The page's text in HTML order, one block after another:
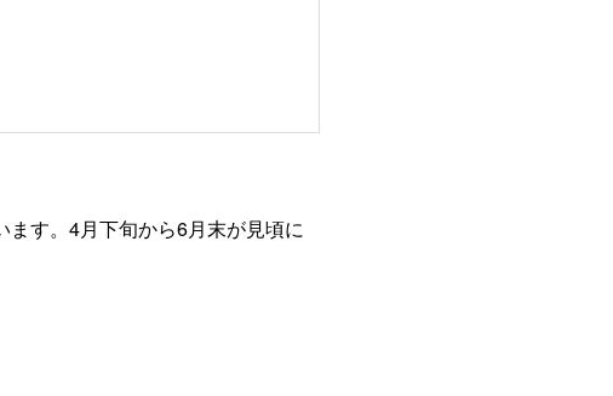
す。4月下旬から6月末が見頃に